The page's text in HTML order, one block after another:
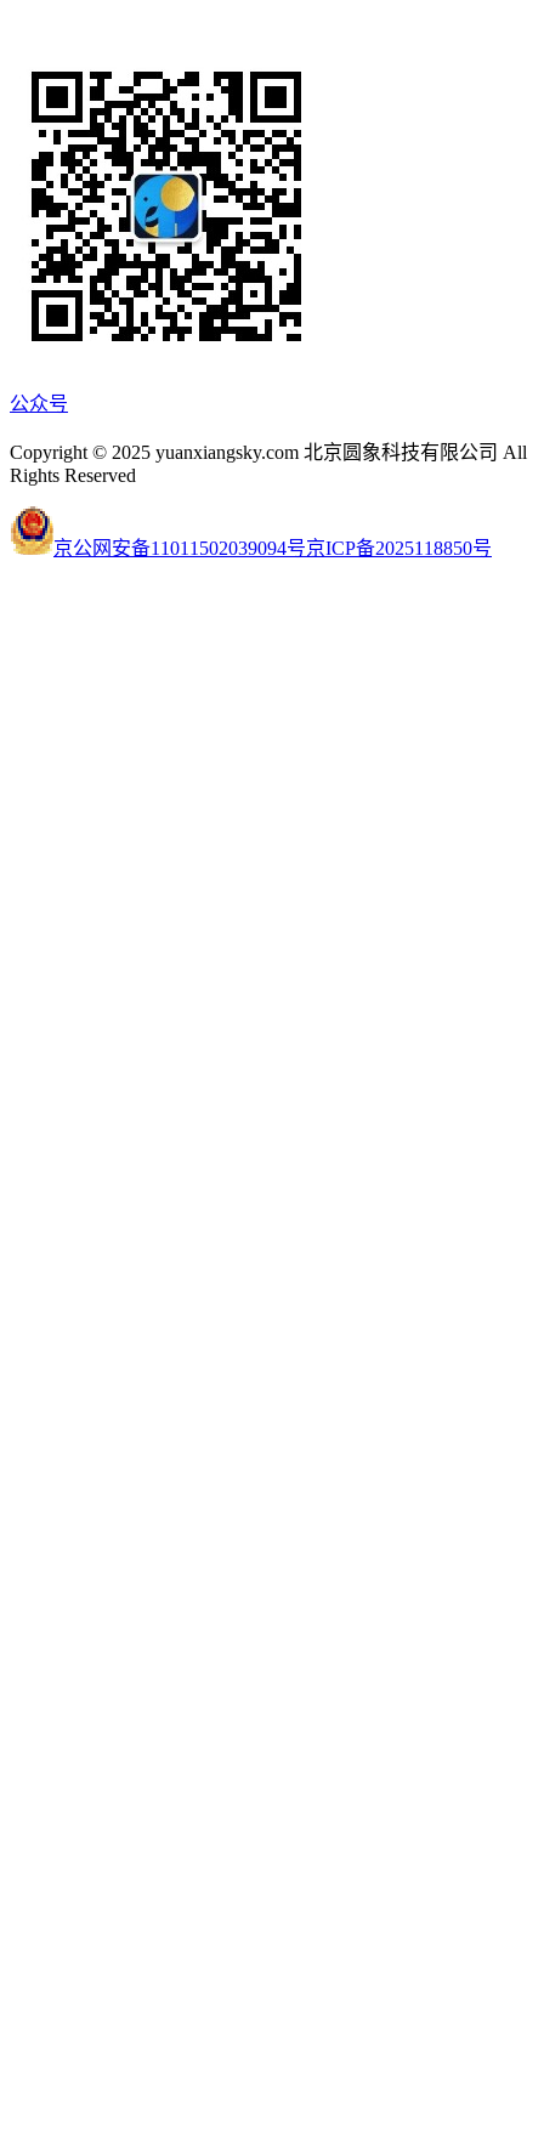
公众号
Copyright © 2025 yuanxiangsky.com 北京圆象科技有限公司 All
Rights Reserved
京公网安备11011502039094号京ICP备2025118850号